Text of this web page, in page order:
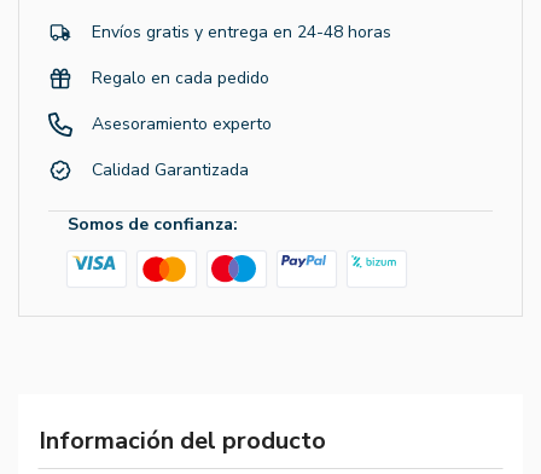
Envíos gratis y entrega en 24-48 horas
Regalo en cada pedido
Asesoramiento experto
Calidad Garantizada
Somos de confianza:
Información del producto